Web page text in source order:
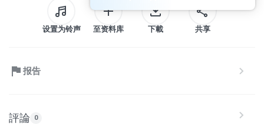
设置为铃声 至资料库 下載 共享
报告
評論 0